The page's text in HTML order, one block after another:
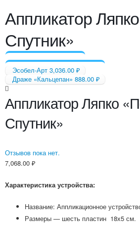
Аппликатор
Спутник»
Эсобел-Арт 3,036.00 ₽
Драже «Кальцепан» 888.00 ₽
Аппликатор Ляпко
Спутник»
Отзывов пока нет.
7,068.00 ₽
Характеристика устройства:
Название: Аппликационное
Размеры — шесть пластин 18х5 см.